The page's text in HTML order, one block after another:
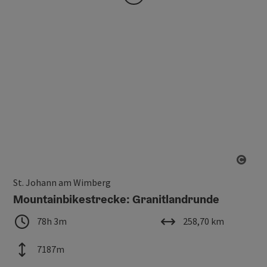
St. Johann am Wimberg
Mountainbikestrecke: Granitlandrunde
Dauer 78h 3m
Höhenmeter
7187m
Länge 258,70 km